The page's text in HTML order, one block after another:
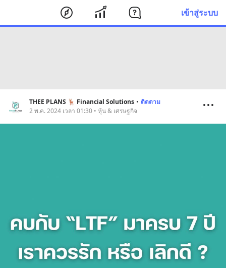
เข้าสู่ระบบ
THEE PLANS 🦌 Financial Solutions • ติดตาม
2 พ.ค. 2024 เวลา 01:30 • หุ้น & เศรษฐกิจ